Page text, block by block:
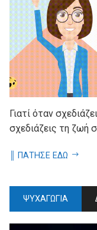
Γιατί όταν
σχεδιάζεις τη ζωή
║ ΠΑΤΗΣΕ ΕΔΩ
ΨΥΧΑΓΩΓΙΑ